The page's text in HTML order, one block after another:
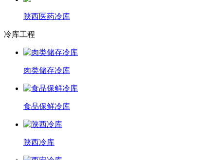
陕西医药冷库
冷库工程
肉类储存冷库
食品保鲜冷库
陕西冷库